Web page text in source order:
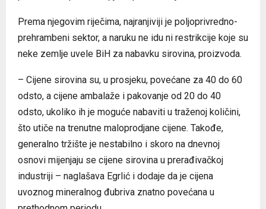
Prema njegovim riječima, najranjiviji je poljoprivredno-
prehrambeni sektor, a naruku ne idu ni restrikcije koje su
neke zemlje uvele BiH za nabavku sirovina, proizvoda.
– Cijene sirovina su, u prosjeku, povećane za 40 do 60
odsto, a cijene ambalaže i pakovanje od 20 do 40
odsto, ukoliko ih je moguće nabaviti u traženoj količini,
što utiče na trenutne maloprodjane cijene. Takođe,
generalno tržište je nestabilno i skoro na dnevnoj
osnovi mijenjaju se cijene sirovina u prerađivačkoj
industriji – naglašava Egrlić i dodaje da je cijena
uvoznog mineralnog đubriva znatno povećana u